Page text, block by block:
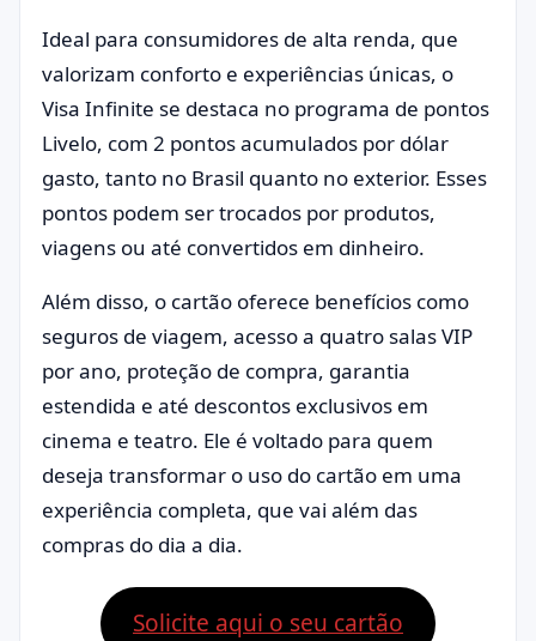
Ideal para consumidores de alta renda, que
valorizam conforto e experiências únicas, o
Visa Infinite se destaca no programa de pontos
Livelo, com 2 pontos acumulados por dólar
gasto, tanto no Brasil quanto no exterior. Esses
pontos podem ser trocados por produtos,
viagens ou até convertidos em dinheiro.
Além disso, o cartão oferece benefícios como
seguros de viagem, acesso a quatro salas VIP
por ano, proteção de compra, garantia
estendida e até descontos exclusivos em
cinema e teatro. Ele é voltado para quem
deseja transformar o uso do cartão em uma
experiência completa, que vai além das
compras do dia a dia.
Solicite aqui o seu cartão